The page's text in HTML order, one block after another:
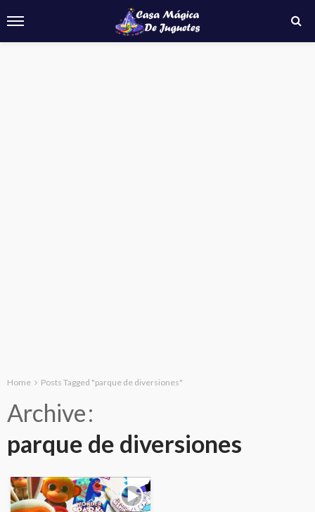
Home Posts Tagged "parque de diversiones"
Archive
parque de diversiones